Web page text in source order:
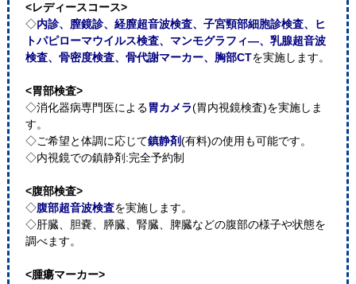
<レディースコース>
◇内診、膣鏡診、経膣超音波検査、子宮頸部細胞診検査、ヒ
トパピローマウイルス検査、マンモグラフィ―、乳腺超音波
検査、骨密度検査、骨代謝マーカー、胸部CTを実施します。
<胃部検査>
◇消化器病専門医による胃カメラ(胃内視鏡検査)を実施しま
す。
◇ご希望と体調に応じて鎮静剤(有料)の使用も可能です。
◇内視鏡での鎮静剤:完全予約制
<腹部検査>
◇腹部超音波検査を実施します。
◇肝臓、胆嚢、膵臓、腎臓、脾臓などの腹部の様子や状態を
調べます。
<腫瘍マーカー>